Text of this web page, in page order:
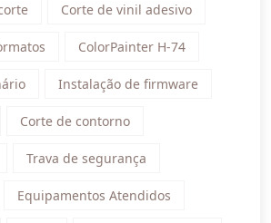
Corte de vinil adesivo
ColorPainter H-74
Instalação de firmware
Corte de contorno
Trava de segurança
Equipamentos Atendidos